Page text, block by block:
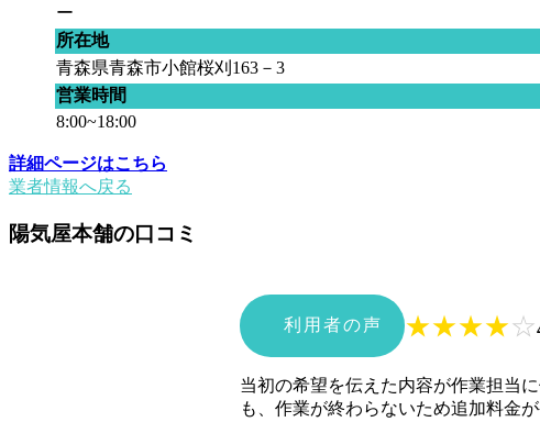
ー
所在地
青森県青森市小館桜刈163－3
営業時間
8:00~18:00
詳細ページはこちら
業者情報へ戻る
陽気屋本舗の口コミ
利用者の声 ★★★★☆
当初の希望を伝えた内容が作業担当
も、作業が終わらないため追加料金